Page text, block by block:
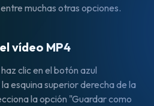
muchas otras opciones.
vídeo MP4
clic en el botón azul
esquina superior derecha de la
la opción "Guardar como